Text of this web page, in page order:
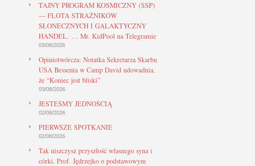
TAJNY PROGRAM KOSMICZNY (SSP)
— FLOTA STRAŻNIKÓW
SŁONECZNYCH I GALAKTYCZNY
HANDEL. … Mr. KidPool na Telegramie
03/08/2026
Opiniotwórcza: Notatka Sekretarza Skarbu
USA Bessenta w Camp David udowadnia,
że “Koniec jest bliski”
03/08/2026
JESTEŚMY JEDNOŚCIĄ
02/08/2026
PIERWSZE SPOTKANIE
02/08/2026
Tak niszczysz przyszłość własnego syna i
córki. Prof. Jędrzejko o podstawowym